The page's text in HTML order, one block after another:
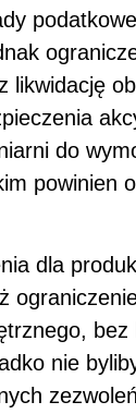
likwidację
do
powinien
dla
bez
nie